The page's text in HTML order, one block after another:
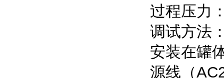
过程压力
调试方法
安装在罐
源线（